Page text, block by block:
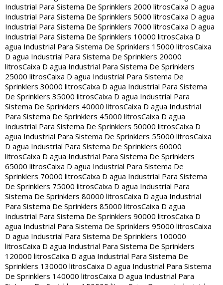
Industrial Para Sistema De Sprinklers 2000 litrosCaixa D agua
Industrial Para Sistema De Sprinklers 5000 litrosCaixa D agua
Industrial Para Sistema De Sprinklers 7000 litrosCaixa D agua
Industrial Para Sistema De Sprinklers 10000 litrosCaixa D
agua Industrial Para Sistema De Sprinklers 15000 litrosCaixa
D agua Industrial Para Sistema De Sprinklers 20000
litrosCaixa D agua Industrial Para Sistema De Sprinklers
25000 litrosCaixa D agua Industrial Para Sistema De
Sprinklers 30000 litrosCaixa D agua Industrial Para Sistema
De Sprinklers 35000 litrosCaixa D agua Industrial Para
Sistema De Sprinklers 40000 litrosCaixa D agua Industrial
Para Sistema De Sprinklers 45000 litrosCaixa D agua
Industrial Para Sistema De Sprinklers 50000 litrosCaixa D
agua Industrial Para Sistema De Sprinklers 55000 litrosCaixa
D agua Industrial Para Sistema De Sprinklers 60000
litrosCaixa D agua Industrial Para Sistema De Sprinklers
65000 litrosCaixa D agua Industrial Para Sistema De
Sprinklers 70000 litrosCaixa D agua Industrial Para Sistema
De Sprinklers 75000 litrosCaixa D agua Industrial Para
Sistema De Sprinklers 80000 litrosCaixa D agua Industrial
Para Sistema De Sprinklers 85000 litrosCaixa D agua
Industrial Para Sistema De Sprinklers 90000 litrosCaixa D
agua Industrial Para Sistema De Sprinklers 95000 litrosCaixa
D agua Industrial Para Sistema De Sprinklers 100000
litrosCaixa D agua Industrial Para Sistema De Sprinklers
120000 litrosCaixa D agua Industrial Para Sistema De
Sprinklers 130000 litrosCaixa D agua Industrial Para Sistema
De Sprinklers 140000 litrosCaixa D agua Industrial Para